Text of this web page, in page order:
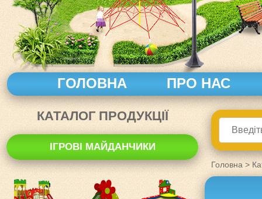
ГОЛОВНА ПРО НАС
КАТАЛОГ ПРОДУКЦІЇ
ІГРОВІ МАЙДАНЧИКИ
Головна >